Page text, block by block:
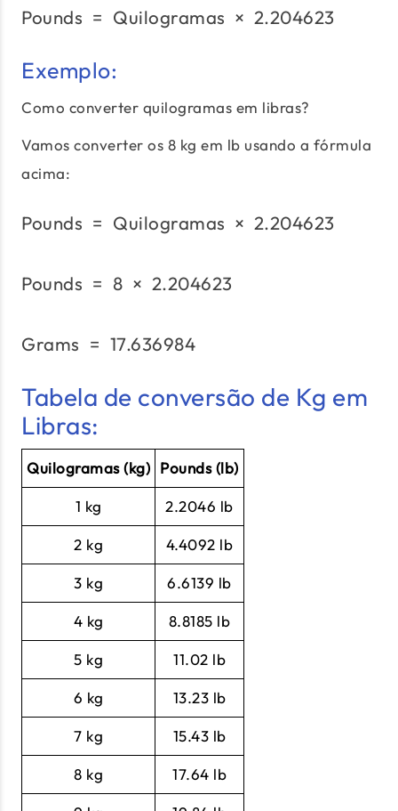
Pounds = Quilogramas × 2.204623
Exemplo:
Como converter quilogramas em libras?
Vamos converter os 8 kg em lb usando a fórmula
acima:
Pounds = Quilogramas × 2.204623
Pounds = 8 × 2.204623
Grams = 17.636984
Tabela de conversão de Kg em
Libras:
Quilogramas (kg) Pounds (lb)
1 kg 2.2046 lb
2 kg 4.4092 lb
3 kg 6.6139 lb
4 kg 8.8185 lb
5 kg 11.02 lb
6 kg 13.23 lb
7 kg 15.43 lb
8 kg 17.64 lb